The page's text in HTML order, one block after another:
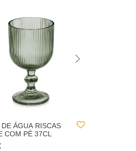
ÁGUA RISCAS
COM PÉ 37CL